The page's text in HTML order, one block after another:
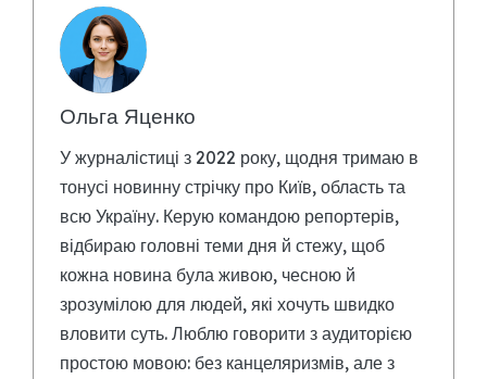
Ольга Яценко
У журналістиці з 2022 року, щодня тримаю в
тонусі новинну стрічку про Київ, область та
всю Україну. Керую командою репортерів,
відбираю головні теми дня й стежу, щоб
кожна новина була живою, чесною й
зрозумілою для людей, які хочуть швидко
вловити суть. Люблю говорити з аудиторією
простою мовою: без канцеляризмів, але з